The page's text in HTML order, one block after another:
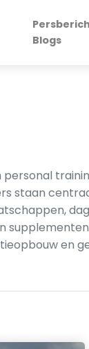
Blogs
staan
en